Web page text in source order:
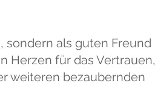
sondern als guten Freund
Herzen für das Vertrauen,
weiteren bezaubernden